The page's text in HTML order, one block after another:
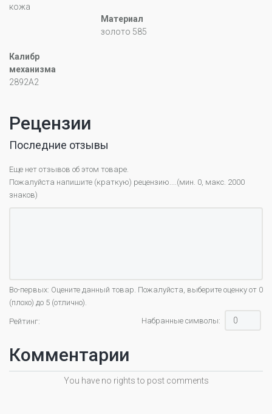
кожа
Материал
золото 585
Калибр
механизма
2892А2
Рецензии
Последние отзывы
Еще нет отзывов об этом товаре.
Пожалуйста напишите (краткую) рецензию....(мин. 0, макс. 2000
знаков)
Во-первых: Оцените данный товар. Пожалуйста, выберите оценку от 0
(плохо) до 5 (отлично).
Рейтинг: Набранные символы:
Комментарии
You have no rights to post comments